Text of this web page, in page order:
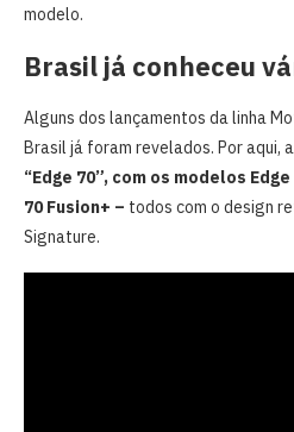
modelo.
Brasil já conheceu
Alguns dos lançamentos da linha
Brasil já foram revelados. Por aqui, a
“Edge 70”, com os modelos
70 Fusion+ – todos com o design
Signature.